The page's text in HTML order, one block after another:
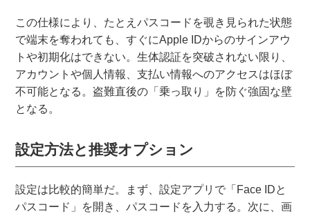
この仕様により、たとえパスコードを覗き見られた状態
で端末を奪われても、すぐにApple IDからのサインアウ
トや初期化はできない。生体認証を突破されない限り、
アカウントや個人情報、支払い情報へのアクセスはほぼ
不可能となる。盗難直後の「乗っ取り」を防ぐ強固な壁
となる。
設定方法と推奨オプション
設定は比較的簡単だ。まず、設定アプリで「Face IDと
パスコード」を開き、パスコードを入力する。次に、画